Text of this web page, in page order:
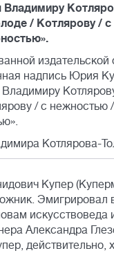
Владимиру
/ Котлярову /
надпись Юрия
/ с нежностью
Котлярова-
Купер
Эмигрировал
искусствоведа
Александра
действительно,